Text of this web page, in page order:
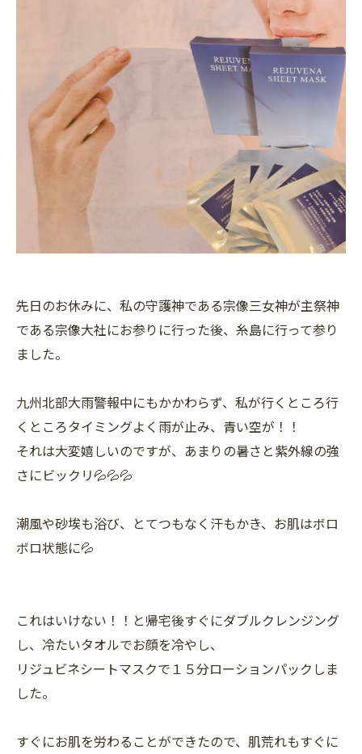
先日のお休みに、私の守護神である宗像三女神が主祭神
である宗像大社にお参りに行った後、糸島に行って参り
ました。
九州北部大雨警報中にもかかわらず、私が行くところ行
くところタイミングよく雨が止み、青い空が！！
それは大変嬉しいのですが、あまりの暑さと紫外線の強
さにビックリ💦💦💦
潮風や砂埃も浴び、とてつもなく汗もかき、お肌はボロ
ボロ状態に💦
これはいけない！！と帰宅後すぐにダブルクレンジング
し、冷たいタオルでお顔を冷やし、
リジュビネシートマスクで１５分ローションパックしま
した。
すぐにお肌を労わることができたので、肌荒れもすぐに